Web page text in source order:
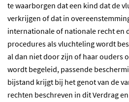
te waarborgen dat een kind dat de
verkrijgen of dat in
internationale of nationale recht en
procedures als vluchteling wordt
al dan niet door zijn of haar ouders
wordt begeleid, passende
bijstand krijgt bij het genot van de
rechten beschreven in dit Verdrag